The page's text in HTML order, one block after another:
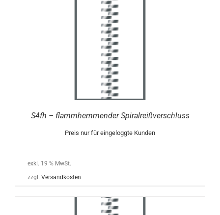
S4fh – flammhemmender Spiralreißverschluss
Preis nur für eingeloggte Kunden
exkl. 19 % MwSt.
zzgl. Versandkosten